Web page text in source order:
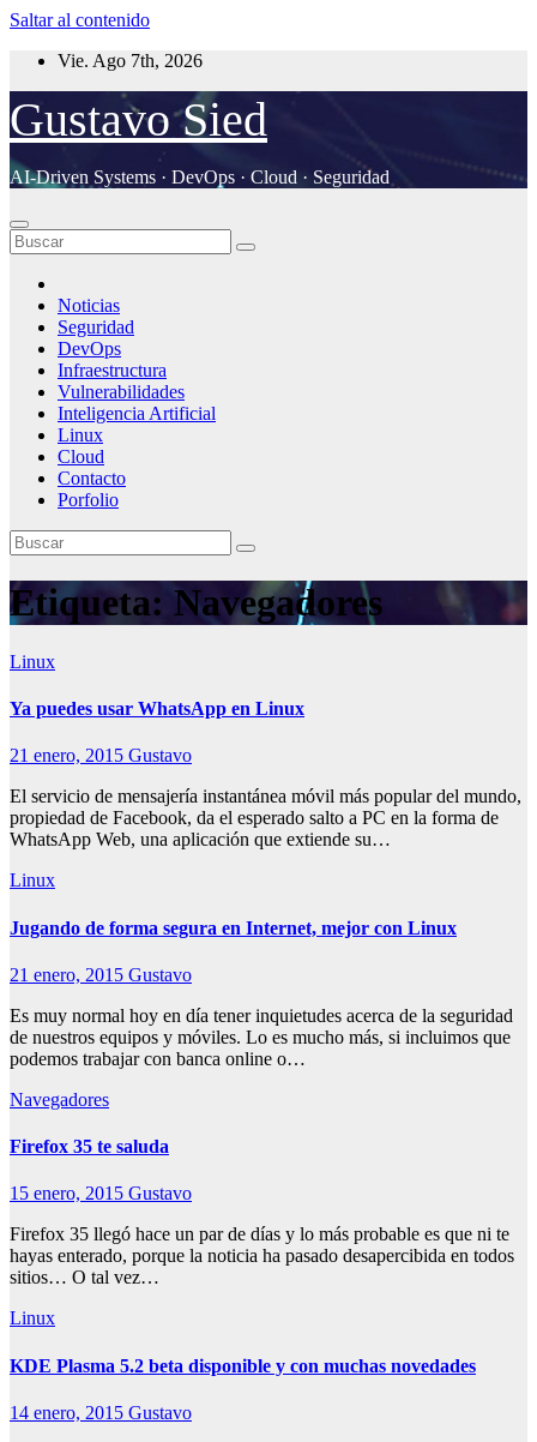
Saltar al contenido
Vie. Ago 7th, 2026
Gustavo Sied
AI-Driven Systems · DevOps · Cloud · Seguridad
Noticias
Seguridad
DevOps
Infraestructura
Vulnerabilidades
Inteligencia Artificial
Linux
Cloud
Contacto
Porfolio
Etiqueta: Navegadores
Linux
Ya puedes usar WhatsApp en Linux
21 enero, 2015 Gustavo
El servicio de mensajería instantánea móvil más popular del mundo,
propiedad de Facebook, da el esperado salto a PC en la forma de
WhatsApp Web, una aplicación que extiende su…
Linux
Jugando de forma segura en Internet, mejor con Linux
21 enero, 2015 Gustavo
Es muy normal hoy en día tener inquietudes acerca de la seguridad
de nuestros equipos y móviles. Lo es mucho más, si incluimos que
podemos trabajar con banca online o…
Navegadores
Firefox 35 te saluda
15 enero, 2015 Gustavo
Firefox 35 llegó hace un par de días y lo más probable es que ni te
hayas enterado, porque la noticia ha pasado desapercibida en todos
sitios… O tal vez…
Linux
KDE Plasma 5.2 beta disponible y con muchas novedades
14 enero, 2015 Gustavo